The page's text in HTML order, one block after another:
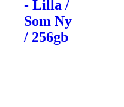
- Lilla /
Som Ny
/ 256gb